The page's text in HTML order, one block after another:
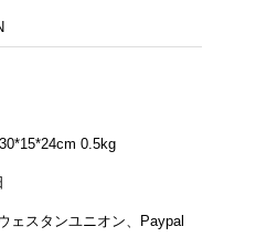
0.5kg
ェスタンユニオン、Paypal